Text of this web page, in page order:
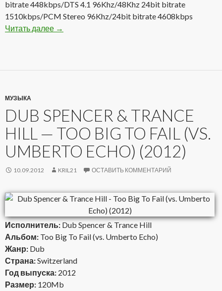
bitrate 448kbps/DTS 4.1 96Khz/48Khz 24bit bitrate
1510kbps/PCM Stereo 96Khz/24bit bitrate 4608kbps
Читать далее Gentle Giant — Free Hand 1975(2012) DVD-A
→
МУЗЫКА
DUB SPENCER & TRANCE
HILL — TOO BIG TO FAIL (VS.
UMBERTO ECHO) (2012)
10.09.2012 KRIL21 ОСТАВИТЬ КОММЕНТАРИЙ
Исполнитель: Dub Spencer & Trance Hill
Альбом: Too Big To Fail (vs. Umberto Echo)
Жанр: Dub
Страна:Switzerland
Год выпуска: 2012
Размер: 120Mb